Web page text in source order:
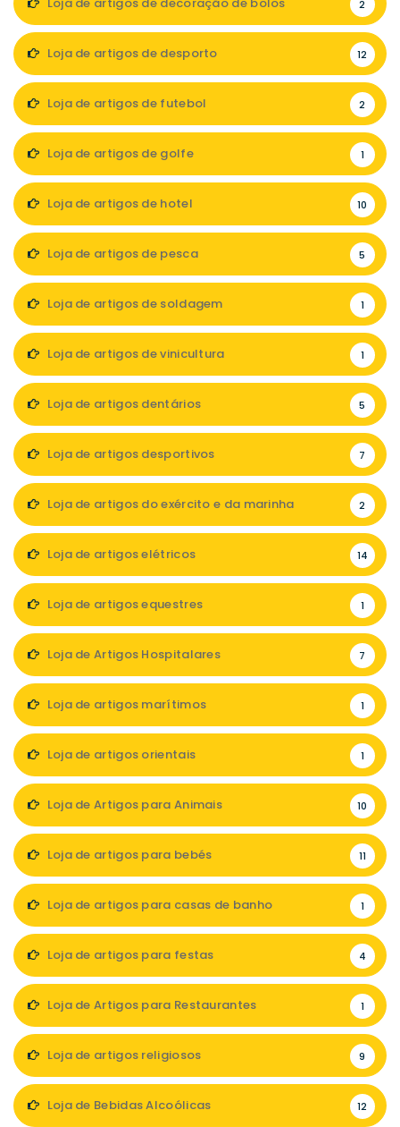
2
Loja de artigos de desporto 12
Loja de artigos de futebol 2
Loja de artigos de golfe 1
Loja de artigos de hotel 10
Loja de artigos de pesca 5
Loja de artigos de soldagem 1
Loja de artigos de vinicultura 1
Loja de artigos dentários 5
Loja de artigos desportivos 7
Loja de artigos do exército e da marinha 2
Loja de artigos elétricos 14
Loja de artigos equestres 1
Loja de Artigos Hospitalares 7
Loja de artigos marítimos 1
Loja de artigos orientais 1
Loja de Artigos para Animais 10
Loja de artigos para bebés 11
Loja de artigos para casas de banho 1
Loja de artigos para festas 4
Loja de Artigos para Restaurantes 1
Loja de artigos religiosos 9
Loja de Bebidas Alcoólicas 12